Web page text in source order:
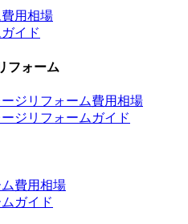
用相場
イド
フォーム
ジリフォーム費用相場
ジリフォームガイド
費用相場
ガイド